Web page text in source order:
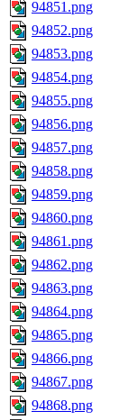
94851.png
94852.png
94853.png
94854.png
94855.png
94856.png
94857.png
94858.png
94859.png
94860.png
94861.png
94862.png
94863.png
94864.png
94865.png
94866.png
94867.png
94868.png